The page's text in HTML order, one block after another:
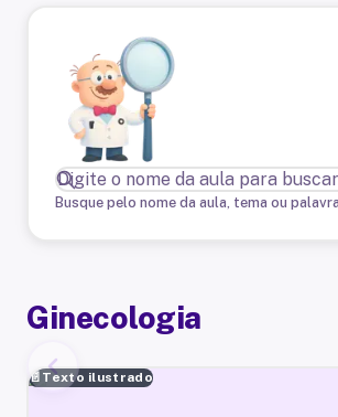
Busque pelo nome da aula, tema ou
Ginecologia
📄 Texto ilustrado